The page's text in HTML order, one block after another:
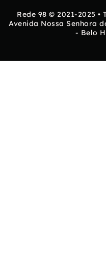
Rede 98 © 2021-2025
Avenida Nossa Senhora
- Belo